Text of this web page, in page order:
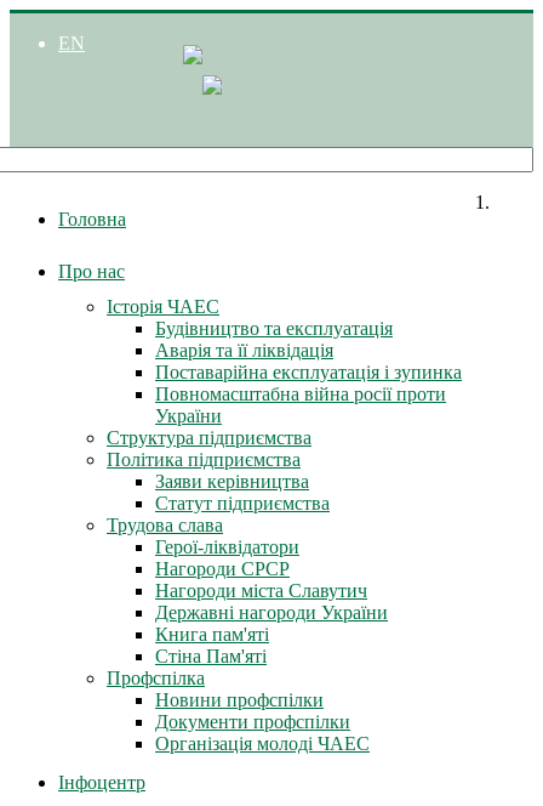
EN
Головна
Про нас
Історія ЧАЕС
Будівництво та експлуатація
Аварія та її ліквідація
Поставарійна експлуатація і зупинка
Повномасштабна війна росії проти
України
Структура підприємства
Політика підприємства
Заяви керівництва
Статут підприємства
Трудова слава
Герої-ліквідатори
Нагороди СРСР
Нагороди міста Славутич
Державні нагороди України
Книга пам'яті
Стіна Пам'яті
Профспілка
Новини профспілки
Документи профспілки
Організація молоді ЧАЕС
Інфоцентр